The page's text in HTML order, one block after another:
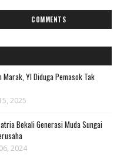
COMMENTS
YI Diduga Pemasok Tak
2025
Bekali Generasi Muda Sungai
2024